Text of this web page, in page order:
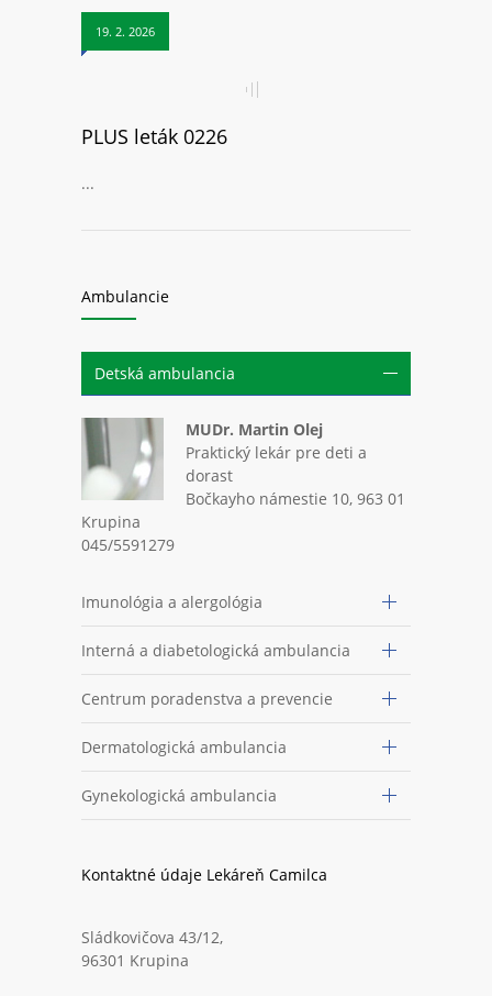
19. 2. 2026
PLUS leták 0226
...
Ambulancie
Detská ambulancia
MUDr. Martin Olej
Praktický lekár pre deti a
dorast
Bočkayho námestie 10, 963 01
Krupina
045/5591279
Imunológia a alergológia
Interná a diabetologická ambulancia
Centrum poradenstva a prevencie
Dermatologická ambulancia
Gynekologická ambulancia
Kontaktné údaje Lekáreň Camilca
Sládkovičova 43/12,
96301 Krupina